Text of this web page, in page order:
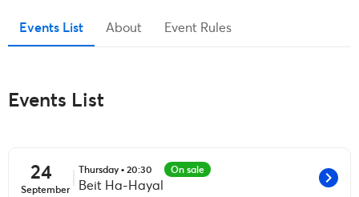
Events List About Event Rules
Events List
24
September
Thursday • 20:30 On sale
Beit Ha-Hayal chevron_right